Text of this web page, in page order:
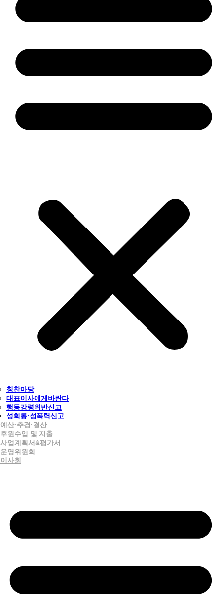
칭찬마당
대표이사에게바란다
행동강령위반신고
성희롱·성폭력신고
예산·추경·결산
후원수입 및 지출
사업계획서&평가서
운영위원회
이사회